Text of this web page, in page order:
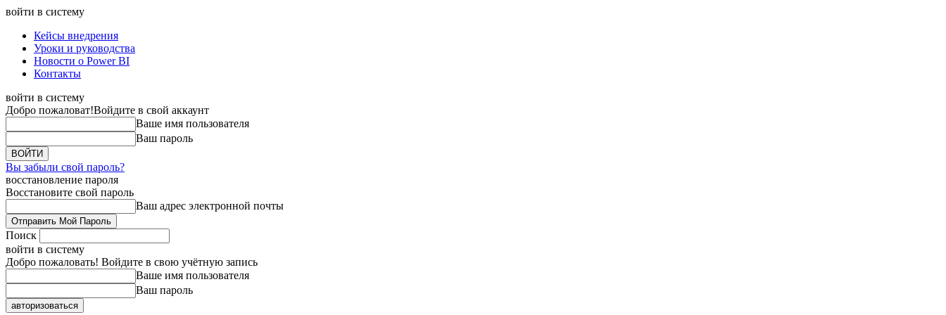
войти в систему
Кейсы внедрения
Уроки и руководства
Новости о Power BI
Контакты
войти в систему
Добро пожаловат!Войдите в свой аккаунт
Ваше имя пользователя
Ваш пароль
Вы забыли свой пароль?
восстановление пароля
Восстановите свой пароль
Ваш адрес электронной почты
Поиск
войти в систему
Добро пожаловать! Войдите в свою учётную запись
Ваше имя пользователя
Ваш пароль